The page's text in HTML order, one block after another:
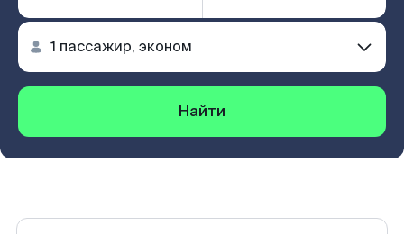
Найти